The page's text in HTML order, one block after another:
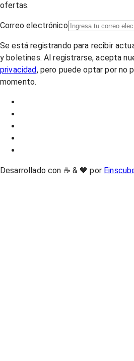
ofertas.
Correo electrónico
Se está registrando para recibir
y boletines. Al registrarse, acepta
privacidad, pero puede optar por no
momento.
Desarrollado con ☕ & 💙 por